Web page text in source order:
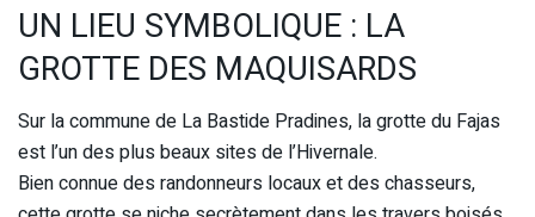
UN LIEU SYMBOLIQUE : LA
GROTTE DES MAQUISARDS
Sur la commune de La Bastide Pradines, la grotte du Fajas
est l’un des plus beaux sites de l’Hivernale.
Bien connue des randonneurs locaux et des chasseurs,